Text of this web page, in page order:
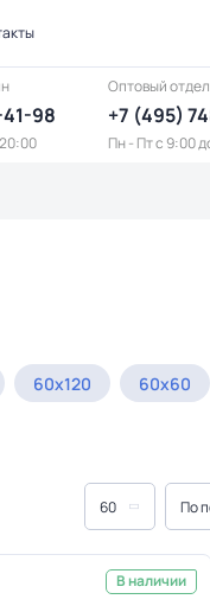
98
Оптовый отдел
+7 (495)
Пн - Пт c 9:00
60x120 60x60
60 По
В наличии